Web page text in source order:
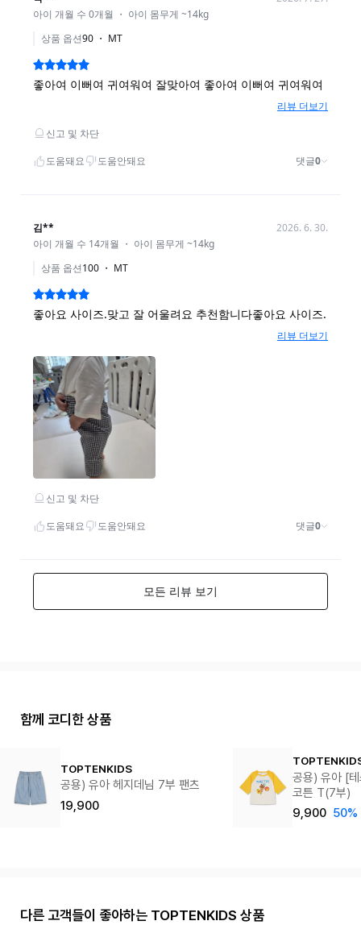
함께 코디한 상품
TOPTENKIDS
공용) 유아 헤지데님 7부 팬츠
19,900
공용) 유아 [
코튼 T(7부)
9,900 50%
다른 고객들이 좋아하는 TOPTENKIDS 상품